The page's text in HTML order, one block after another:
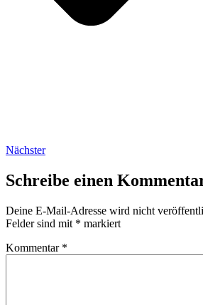
Nächster
Schreibe einen
Deine E-Mail-Adresse wird nicht
Felder sind mit * markiert
Kommentar *